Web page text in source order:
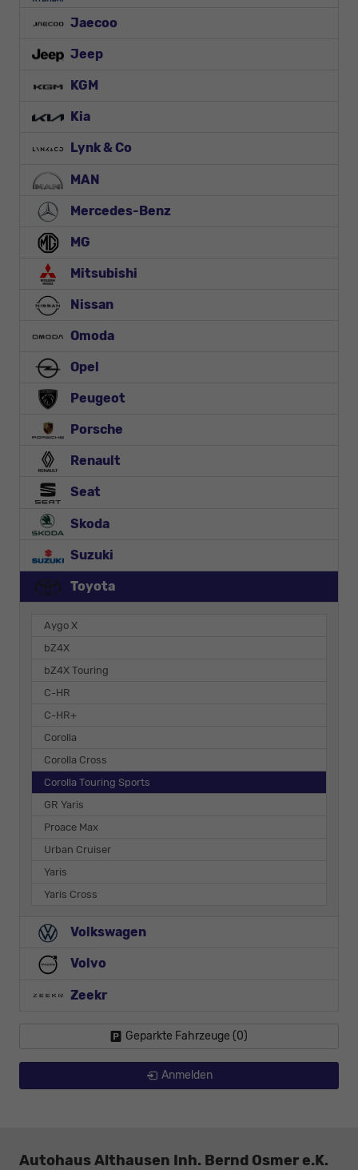
Jaecoo
Jeep
KGM
Kia
Lynk & Co
MAN
Mercedes-Benz
MG
Mitsubishi
Nissan
Omoda
Opel
Peugeot
Porsche
Renault
Seat
Skoda
Suzuki
Toyota
Aygo X
bZ4X
bZ4X Touring
C-HR
C-HR+
Corolla
Corolla Cross
Corolla Touring Sports
GR Yaris
Proace Max
Urban Cruiser
Yaris
Yaris Cross
Volkswagen
Volvo
Zeekr
Geparkte Fahrzeuge (0)
Anmelden
Autohaus Althausen Inh. Bernd Osmer e.K.